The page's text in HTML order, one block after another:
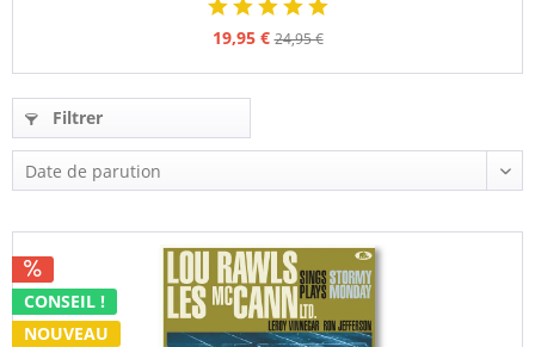
19,95 € 24,95 €
Filtrer
CONSEIL !
NOUVEAU